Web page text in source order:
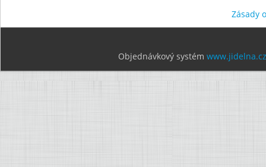
Zásady
Objednávkový systém www.jidelna.cz